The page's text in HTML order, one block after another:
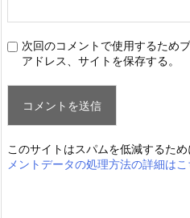
次回のコメントで使用するため
アドレス、サイトを保存する。
このサイトはスパムを低減するた
メントデータの処理方法の詳細は